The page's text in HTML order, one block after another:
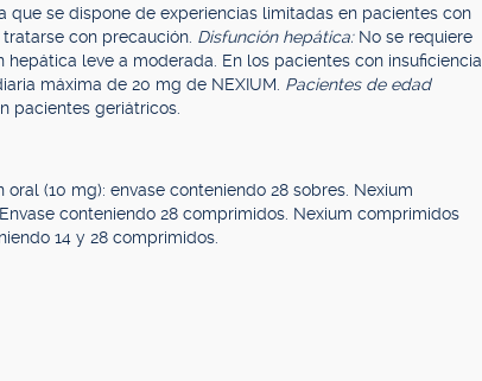
se dispone de experiencias limitadas en pacientes con
con precaución. Disfunción hepática: No se requiere
leve a moderada. En los pacientes con insuficiencia
máxima de 20 mg de NEXIUM. Pacientes de edad
pacientes geriátricos.
(10 mg): envase conteniendo 28 sobres. Nexium
conteniendo 28 comprimidos. Nexium comprimidos
14 y 28 comprimidos.